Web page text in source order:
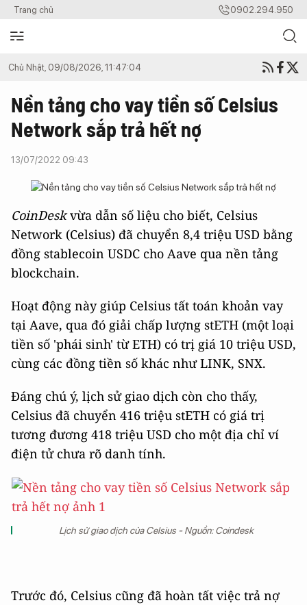
Trang chủ 0902.294.950
Chủ Nhật, 09/08/2026, 11:47:04
Nền tảng cho vay tiền số Celsius
Network sắp trả hết nợ
13/07/2022 09:43
CoinDeskvừa dẫn số liệu cho biết, Celsius
Network (Celsius) đã chuyển 8,4 triệu USD bằng
đồng stablecoin USDC cho Aave qua nền tảng
blockchain.
Hoạt động này giúp Celsius tất toán khoản vay
tại Aave, qua đó giải chấp lượng stETH (một loại
tiền số 'phái sinh' từ ETH) có trị giá 10 triệu USD,
cùng các đồng tiền số khác như LINK, SNX.
Đáng chú ý, lịch sử giao dịch còn cho thấy,
Celsius đã chuyển 416 triệu stETH có giá trị
tương đương 418 triệu USD cho một địa chỉ ví
điện tử chưa rõ danh tính.
Lịch sử giao dịch của Celsius - Nguồn: Coindesk
Trước đó, Celsius cũng đã hoàn tất việc trả nợ